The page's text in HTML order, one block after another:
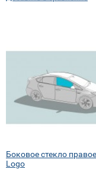
Боковое стекло
Logo